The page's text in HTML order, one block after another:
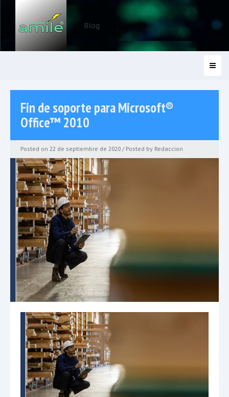
Blog
Fin de soporte para Microsoft®
Office™ 2010
Posted on 22 de septiembre de 2020 / Posted by Redaccion